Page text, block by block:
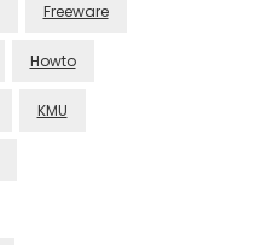
Freeware
Howto
KMU